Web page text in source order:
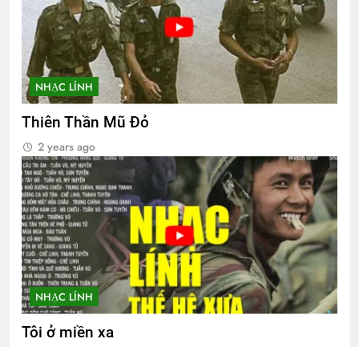
NHẠC LÍNH
Thiên Thần Mũ Đỏ
2 years ago
NHẠC LÍNH
Tôi ở miền xa